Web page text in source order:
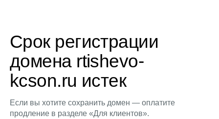
Срок регистрации
домена rtishevo-
kcson.ru истек
Если вы хотите сохранить домен — оплатите
продление в разделе «Для клиентов».